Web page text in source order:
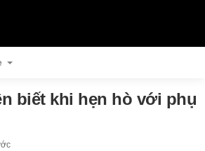
biết khi hẹn hò với phụ